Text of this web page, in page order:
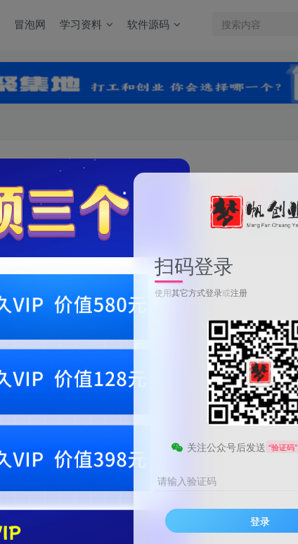
冒泡网 学习资料 软件源码
关注
0 246
扫码登录
使用其它方式登录或注册
关注公众号后发送 “验证码”
请输入验证码
登录